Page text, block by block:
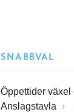
SNABBVAL
Öppettider
Anslagstavla